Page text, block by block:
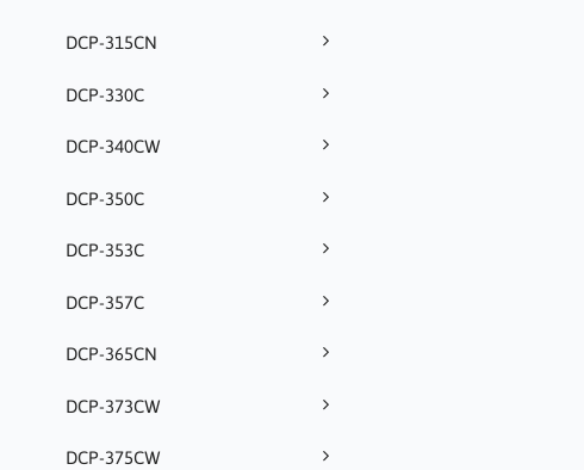
DCP-315CN
DCP-330C
DCP-340CW
DCP-350C
DCP-353C
DCP-357C
DCP-365CN
DCP-373CW
DCP-375CW